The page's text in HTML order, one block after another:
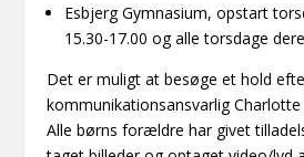
Esbjerg Gymnasium, opstart
15.30-17.00 og alle torsdage
Det er muligt at besøge et hold
kommunikationsansvarlig
Alle børns forældre har givet